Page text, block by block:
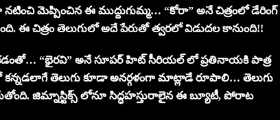
మెప్పించిన ఈ ముద్దుగుమ్మ… “కోరా” అనే చిత్రంలో డేరింగ్
ఈ చిత్రం తెలుగులో అదే పేరుతో త్వరలో విడుదల కానుంది!!
“భైరవి” అనే సూపర్ హిట్ సీరియల్ లో ప్రతినాయకి పాత్ర
తెలుగు కూడా అనర్గళంగా మాట్లాడే రూపాలి… తెలుగు
జిమ్నాస్టిక్స్ లోనూ సిద్ధహస్తురాలైన ఈ బ్యూటీ, పోరాట